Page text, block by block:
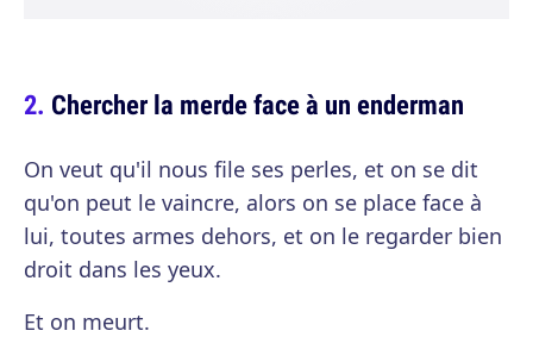
Chercher la merde face à un enderman
On veut qu'il nous file ses perles, et on se dit
qu'on peut le vaincre, alors on se place face à
lui, toutes armes dehors, et on le regarder bien
droit dans les yeux.
Et on meurt.